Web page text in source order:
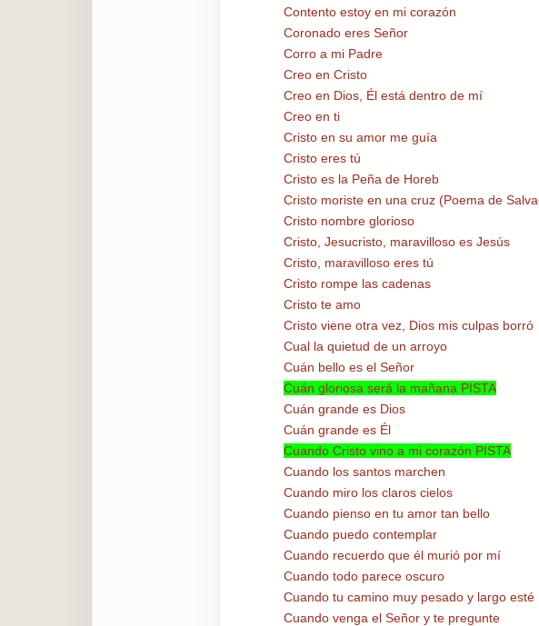
Contento estoy en mi corazón
Coronado eres Señor
Corro a mi Padre
Creo en Cristo
Creo en Dios, Él está dentro de mí
Creo en ti
Cristo en su amor me guía
Cristo eres tú
Cristo es la Peña de Horeb
Cristo moriste en una cruz (Poema de
Cristo nombre glorioso
Cristo, Jesucristo, maravilloso es Jesús
Cristo, maravilloso eres tú
Cristo rompe las cadenas
Cristo te amo
Cristo viene otra vez, Dios mis culpas borró
Cual la quietud de un arroyo
Cuán bello es el Señor
Cuán gloriosa será la mañana PISTA
Cuán grande es Dios
Cuán grande es Él
Cuando Cristo vino a mi corazón PISTA
Cuando los santos marchen
Cuando miro los claros cielos
Cuando pienso en tu amor tan bello
Cuando puedo contemplar
Cuando recuerdo que él murió por mí
Cuando todo parece oscuro
Cuando tu camino muy pesado y largo esté
Cuando venga el Señor y te pregunte